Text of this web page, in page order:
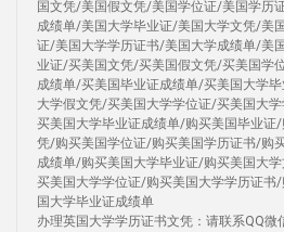
国文凭/美国假文凭/美国学位证/美国学历
成绩单/美国大学毕业证/美国大学文凭/美
证/美国大学学历证书/美国大学成绩单/美
业证/买美国文凭/买美国假文凭/买美国学
成绩单/买美国毕业证成绩单/买美国大学
大学假文凭/买美国大学学位证/买美国大
买美国大学毕业证成绩单/购买美国毕业证
凭/购买美国学位证/购买美国学历证书/购
成绩单/购买美国大学毕业证/购买美国大
买美国大学学位证/购买美国大学学历证书
国大学毕业证成绩单
办理英国大学学历证书文凭：请联系QQ